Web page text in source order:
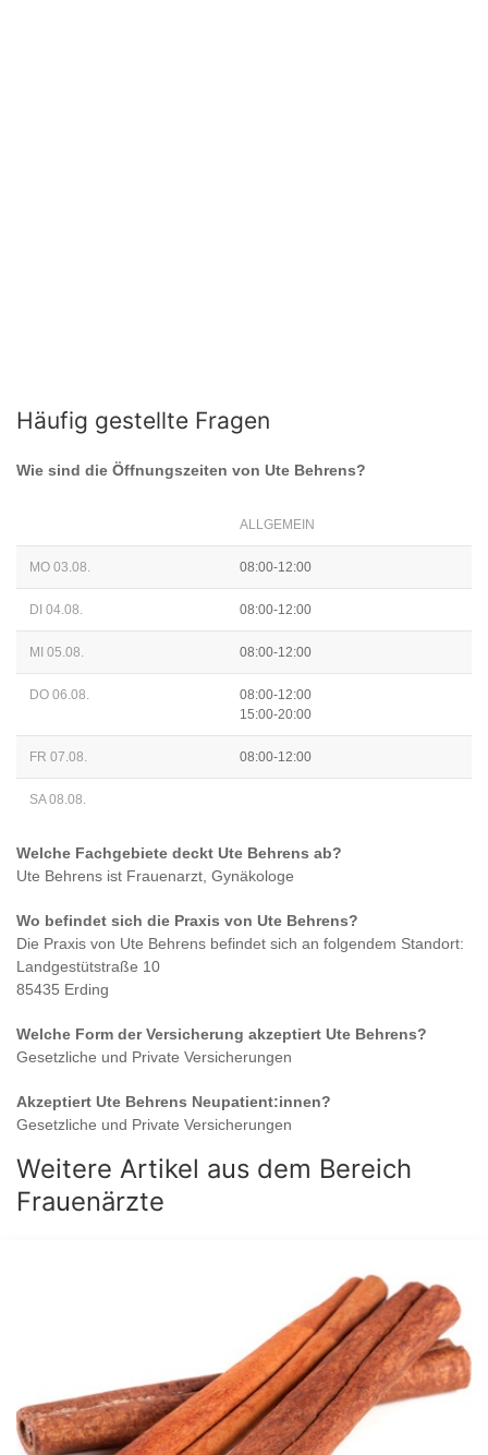
Häufig gestellte Fragen
Wie sind die Öffnungszeiten von Ute Behrens?
ALLGEMEIN
MO 03.08. 08:00-12:00
DI 04.08. 08:00-12:00
MI 05.08. 08:00-12:00
DO 06.08.
08:00-12:00
15:00-20:00
FR 07.08. 08:00-12:00
SA 08.08.
Welche Fachgebiete deckt Ute Behrens ab?
Ute Behrens ist Frauenarzt, Gynäkologe
Wo befindet sich die Praxis von Ute Behrens?
Die Praxis von Ute Behrens befindet sich an folgendem Standort:
Landgestütstraße 10
85435 Erding
Welche Form der Versicherung akzeptiert Ute Behrens?
Gesetzliche und Private Versicherungen
Akzeptiert Ute Behrens Neupatient:innen?
Gesetzliche und Private Versicherungen
Weitere Artikel aus dem Bereich
Frauenärzte